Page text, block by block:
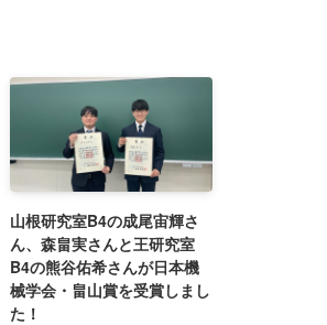
山根研究室B4の成尾宙輝さ
ん、森畠実さんと王研究室
B4の熊谷佑希さんが日本機
械学会・畠山賞を受賞しまし
た！